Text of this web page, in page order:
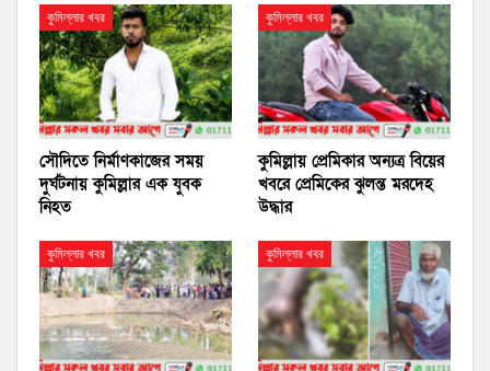
কুমিল্লার খবর
সৌদিতে নির্মাণকাজের সময়
দুর্ঘটনায় কুমিল্লার এক যুবক
নিহত
কুমিল্লার খবর
কুমিল্লায় প্রেমিকার অন্যত্র বিয়ের
খবরে প্রেমিকের ঝুলন্ত মরদেহ
উদ্ধার
কুমিল্লার খবর কুমিল্লার খবর